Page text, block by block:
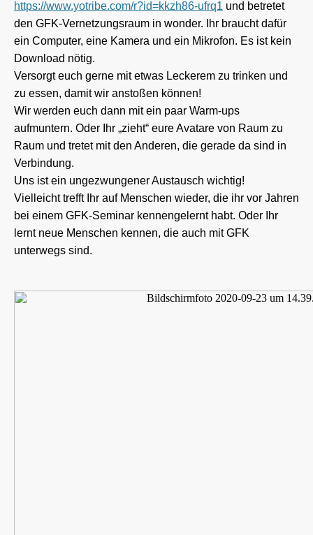
https://www.yotribe.com/r?id=kkzh86-ufrq1 und betretet
den GFK-Vernetzungsraum in wonder. Ihr braucht dafür
ein Computer, eine Kamera und ein Mikrofon. Es ist kein
Download nötig.
Versorgt euch gerne mit etwas Leckerem zu trinken und
zu essen, damit wir anstoßen können!
Wir werden euch dann mit ein paar Warm-ups
aufmuntern. Oder Ihr „zieht“ eure Avatare von Raum zu
Raum und tretet mit den Anderen, die gerade da sind in
Verbindung.
Uns ist ein ungezwungener Austausch wichtig!
Vielleicht trefft Ihr auf Menschen wieder, die ihr vor Jahren
bei einem GFK-Seminar kennengelernt habt. Oder Ihr
lernt neue Menschen kennen, die auch mit GFK
unterwegs sind.